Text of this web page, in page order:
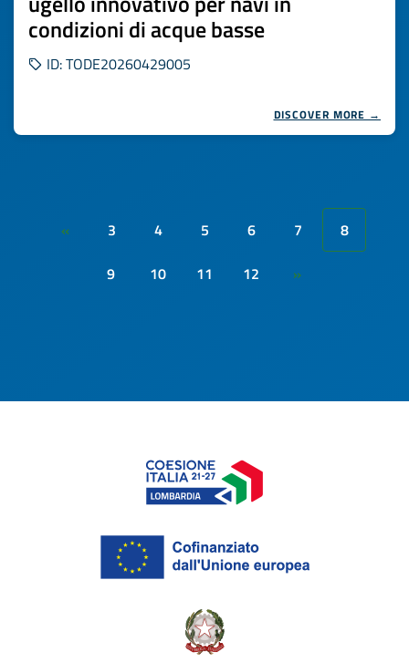
condizioni di acque basse
ID: TODE20260429005
DISCOVER MORE →
« 3 4 5 6 7
8
9
10 11 12 »